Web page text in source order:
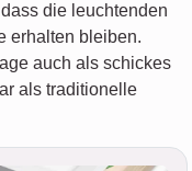
die leuchtenden
erhalten bleiben.
auch als schickes
als traditionelle